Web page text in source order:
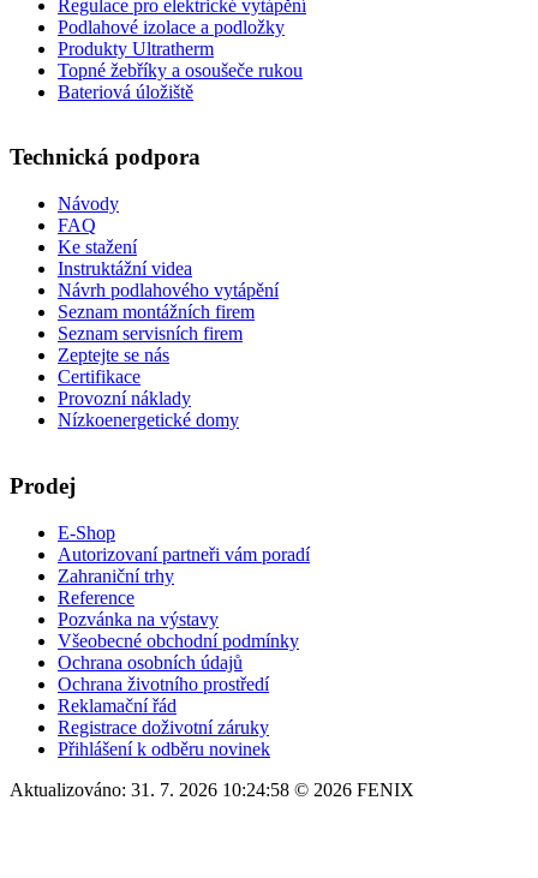
Regulace pro elektrické vytápění
Podlahové izolace a podložky
Produkty Ultratherm
Topné žebříky a osoušeče rukou
Bateriová úložiště
Technická podpora
Návody
FAQ
Ke stažení
Instruktážní videa
Návrh podlahového vytápění
Seznam montážních firem
Seznam servisních firem
Zeptejte se nás
Certifikace
Provozní náklady
Nízkoenergetické domy
Prodej
E-Shop
Autorizovaní partneři vám poradí
Zahraniční trhy
Reference
Pozvánka na výstavy
Všeobecné obchodní podmínky
Ochrana osobních údajů
Ochrana životního prostředí
Reklamační řád
Registrace doživotní záruky
Přihlášení k odběru novinek
Aktualizováno: 31. 7. 2026 10:24:58 © 2026 FENIX